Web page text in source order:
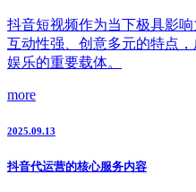
抖音短视频作为当下极具影
互动性强、创意多元的特点
娱乐的重要载体。
more
2025.09.13
抖音代运营的核心服务内容